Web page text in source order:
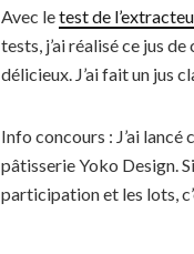
Avec letest de
tests, j’ai réalisé ce jus
délicieux. J’ai fait un jus
Info concours : J’ai lancé
pâtisserie Yoko Design.
participation et les lots,